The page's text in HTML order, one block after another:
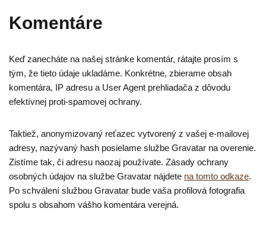
Komentáre
Keď zanecháte na našej stránke komentár, rátajte prosím s
tým, že tieto údaje ukladáme. Konkrétne, zbierame obsah
komentára, IP adresu a User Agent prehliadača z dôvodu
efektívnej proti-spamovej ochrany.
Taktiež, anonymizovaný reťazec vytvorený z vašej e-mailovej
adresy, nazývaný hash posielame službe Gravatar na overenie.
Zistíme tak, či adresu naozaj používate. Zásady ochrany
osobných údajov na službe Gravatar nájdete na tomto odkaze.
Po schválení službou Gravatar bude vaša profilová fotografia
spolu s obsahom vášho komentára verejná.